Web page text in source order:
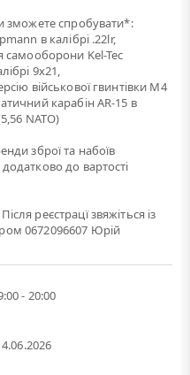
зможете спробувати*:
в калібрі .22lr,
самооборони Kel-Tec
9х21,
військової гвинтівки M4
карабін AR-15 в
NATO)
зброї та набоїв
до вартості
реєстрацї звяжіться із
0672096607 Юрій
- 20:00